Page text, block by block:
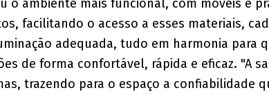
o ambiente mais funcional, com móveis e
facilitando o acesso a esses materiais,
adequada, tudo em harmonia para
de forma confortável, rápida e eficaz. "A
trazendo para o espaço a confiabilidade